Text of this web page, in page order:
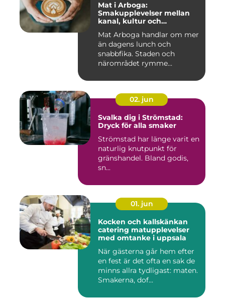
Mat i Arboga:
Smakupplevelser mellan
kanal, kultur och
Mat Arboga handlar om mer
än dagens lunch och
snabbfika. Staden och
närområdet rymme...
02. jun
Svalka dig i Strömstad:
Dryck för alla smaker
Strömstad har länge varit en
naturlig knutpunkt för
gränshandel. Bland godis,
sn...
01. jun
Kocken och kallskänkan
catering matupplevelser
med omtanke i uppsala
När gästerna går hem efter
en fest är det ofta en sak de
minns allra tydligast: maten.
Smakerna, dof...